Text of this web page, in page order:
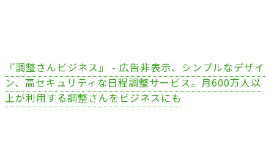
『調整さんビジネス』 - 広告非表示、シンプルなデザイ
ン、高セキュリティな日程調整サービス。月600万人以
上が利用する調整さんをビジネスにも